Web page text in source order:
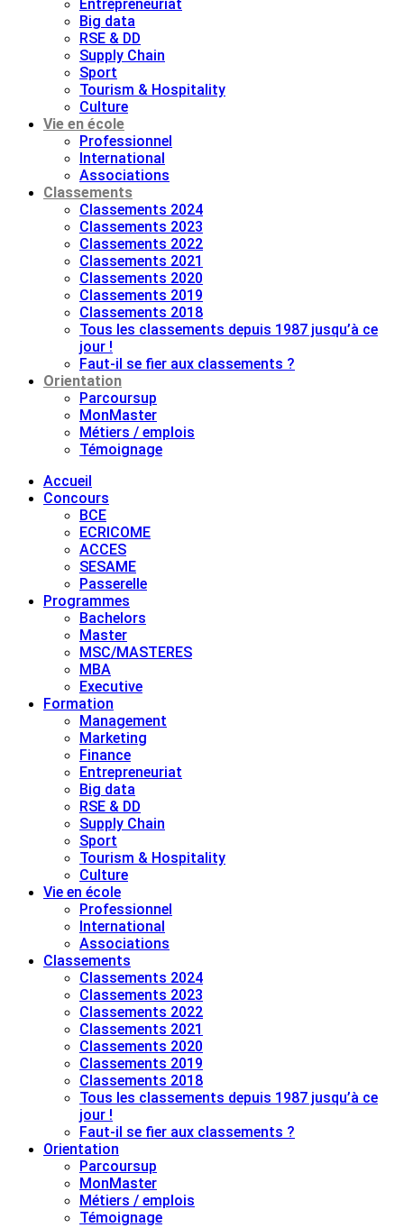
Entrepreneuriat
Big data
RSE & DD
Supply Chain
Sport
Tourism & Hospitality
Culture
Vie en école
Professionnel
International
Associations
Classements
Classements 2024
Classements 2023
Classements 2022
Classements 2021
Classements 2020
Classements 2019
Classements 2018
Tous les classements depuis 1987 jusqu’à ce
jour !
Faut-il se fier aux classements ?
Orientation
Parcoursup
MonMaster
Métiers / emplois
Témoignage
Accueil
Concours
BCE
ECRICOME
ACCES
SESAME
Passerelle
Programmes
Bachelors
Master
MSC/MASTERES
MBA
Executive
Formation
Management
Marketing
Finance
Entrepreneuriat
Big data
RSE & DD
Supply Chain
Sport
Tourism & Hospitality
Culture
Vie en école
Professionnel
International
Associations
Classements
Classements 2024
Classements 2023
Classements 2022
Classements 2021
Classements 2020
Classements 2019
Classements 2018
Tous les classements depuis 1987 jusqu’à ce
jour !
Faut-il se fier aux classements ?
Orientation
Parcoursup
MonMaster
Métiers / emplois
Témoignage